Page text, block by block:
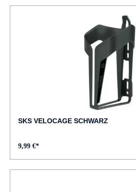
SKS VELOCAGE SCHWARZ
9,99 €*